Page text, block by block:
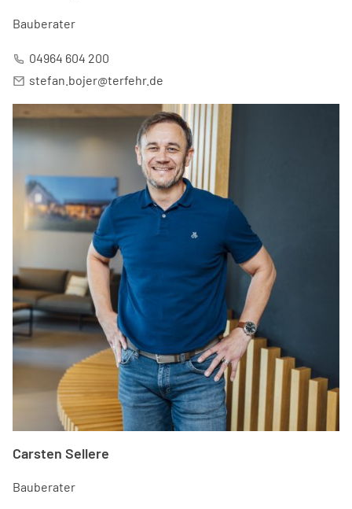
Bauberater
04964 604 200
stefan.bojer@terfehr.de
Carsten Sellere
Bauberater